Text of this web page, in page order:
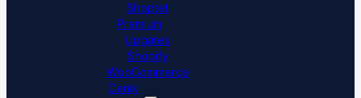
Shoptet
Premium
Upgates
Shopify
WooCommerce
Ceník